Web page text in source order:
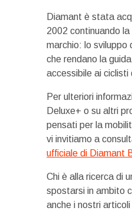
Diamant è stata
2002 continuando la
marchio: lo sviluppo
che rendano la
accessibile ai
Per ulteriori
Deluxe+ o su altri
pensati per la
vi invitiamo a
ufficiale di Diamant
Chi è alla ricerca di
spostarsi in ambito
anche i nostri